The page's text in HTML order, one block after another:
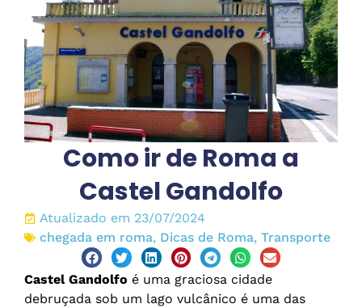
Como ir de Roma a
Castel Gandolfo
Atualizado em 23/07/2024
chegada em roma, Dicas de Roma, Transporte
Castel Gandolfo é uma graciosa cidade
debruçada sob um lago vulcânico é uma das